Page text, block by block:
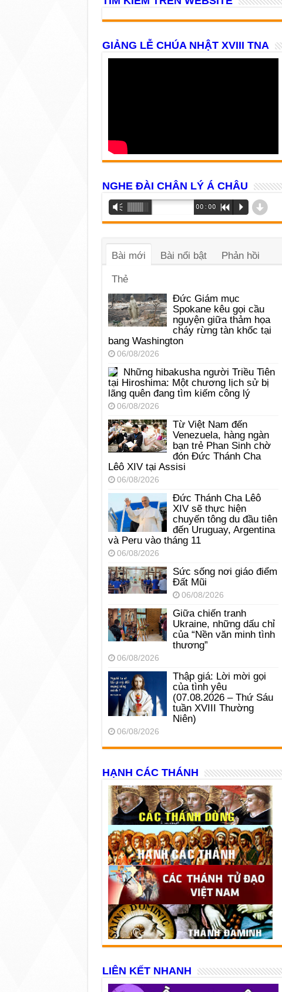
GIẢNG LỄ CHÚA NHẬT XVIII TNA
NGHE ĐÀI CHÂN LÝ Á CHÂU
Trình
phát
âm
Vm 00:00 R P d
Bài mới Bài nổi bật Phản hồi
Thẻ
Đức Giám mục
Spokane kêu gọi cầu
nguyện giữa thảm họa
cháy rừng tàn khốc tại
bang Washington
06/08/2026
Những hibakusha người Triều Tiên
tại Hiroshima: Một chương lịch sử bị
lãng quên đang tìm kiếm công lý
06/08/2026
Từ Việt Nam đến
Venezuela, hàng ngàn
bạn trẻ Phan Sinh chờ
đón Đức Thánh Cha
Lêô XIV tại Assisi
06/08/2026
Đức Thánh Cha Lêô
XIV sẽ thực hiện
chuyến tông du đầu tiên
đến Uruguay, Argentina
và Peru vào tháng 11
06/08/2026
Sức sống nơi giáo điểm
Đất Mũi
06/08/2026
Giữa chiến tranh
Ukraine, những dấu chỉ
của “Nền văn minh tình
thương”
06/08/2026
Thập giá: Lời mời gọi
của tình yêu
(07.08.2026 – Thứ Sáu
tuần XVIII Thường
Niên)
06/08/2026
HẠNH CÁC THÁNH
LIÊN KẾT NHANH